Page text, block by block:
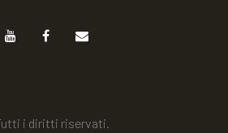
i diritti riservati.